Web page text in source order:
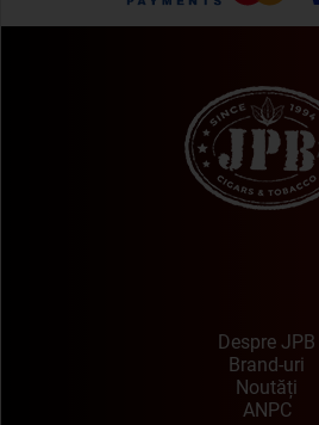
Despre JPB
Brand-uri
Noutăți
ANPC